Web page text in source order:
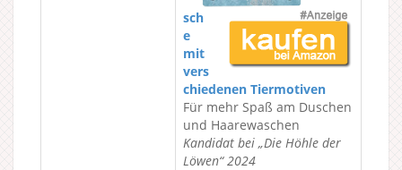
sch
e
mit
vers
chiedenen Tiermotiven
Für mehr Spaß am Duschen
und Haarewaschen
Kandidat bei „Die Höhle der
Löwen“ 2024